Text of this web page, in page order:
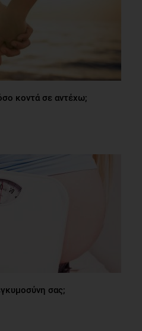
κοντά σε αντέχω;
σας;